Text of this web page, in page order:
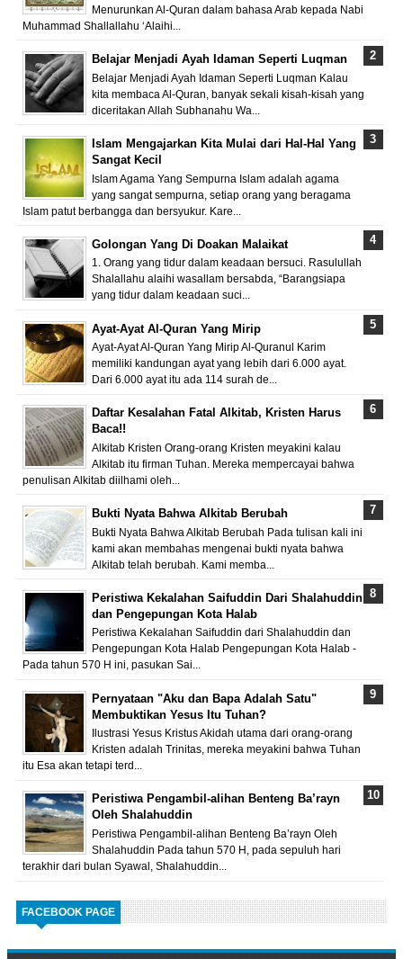
Menurunkan Al-Quran dalam bahasa Arab kepada Nabi
Muhammad Shallallahu ‘Alaihi...
Belajar Menjadi Ayah Idaman Seperti Luqman
Belajar Menjadi Ayah Idaman Seperti Luqman Kalau
kita membaca Al-Quran, banyak sekali kisah-kisah yang
diceritakan Allah Subhanahu Wa...
Islam Mengajarkan Kita Mulai dari Hal-Hal Yang
Sangat Kecil
Islam Agama Yang Sempurna Islam adalah agama
yang sangat sempurna, setiap orang yang beragama
Islam patut berbangga dan bersyukur. Kare...
Golongan Yang Di Doakan Malaikat
1. Orang yang tidur dalam keadaan bersuci. Rasulullah
Shalallahu alaihi wasallam bersabda, “Barangsiapa
yang tidur dalam keadaan suci...
Ayat-Ayat Al-Quran Yang Mirip
Ayat-Ayat Al-Quran Yang Mirip Al-Quranul Karim
memiliki kandungan ayat yang lebih dari 6.000 ayat.
Dari 6.000 ayat itu ada 114 surah de...
Daftar Kesalahan Fatal Alkitab, Kristen Harus
Baca!!
Alkitab Kristen Orang-orang Kristen meyakini kalau
Alkitab itu firman Tuhan. Mereka mempercayai bahwa
penulisan Alkitab diilhami oleh...
Bukti Nyata Bahwa Alkitab Berubah
Bukti Nyata Bahwa Alkitab Berubah Pada tulisan kali ini
kami akan membahas mengenai bukti nyata bahwa
Alkitab telah berubah. Kami memba...
Peristiwa Kekalahan Saifuddin Dari Shalahuddin
dan Pengepungan Kota Halab
Peristiwa Kekalahan Saifuddin dari Shalahuddin dan
Pengepungan Kota Halab Pengepungan Kota Halab -
Pada tahun 570 H ini, pasukan Sai...
Pernyataan "Aku dan Bapa Adalah Satu"
Membuktikan Yesus Itu Tuhan?
Ilustrasi Yesus Kristus Akidah utama dari orang-orang
Kristen adalah Trinitas, mereka meyakini bahwa Tuhan
itu Esa akan tetapi terd...
Peristiwa Pengambil-alihan Benteng Ba’rayn
Oleh Shalahuddin
Peristiwa Pengambil-alihan Benteng Ba’rayn Oleh
Shalahuddin Pada tahun 570 H, pada sepuluh hari
terakhir dari bulan Syawal, Shalahuddin...
FACEBOOK PAGE